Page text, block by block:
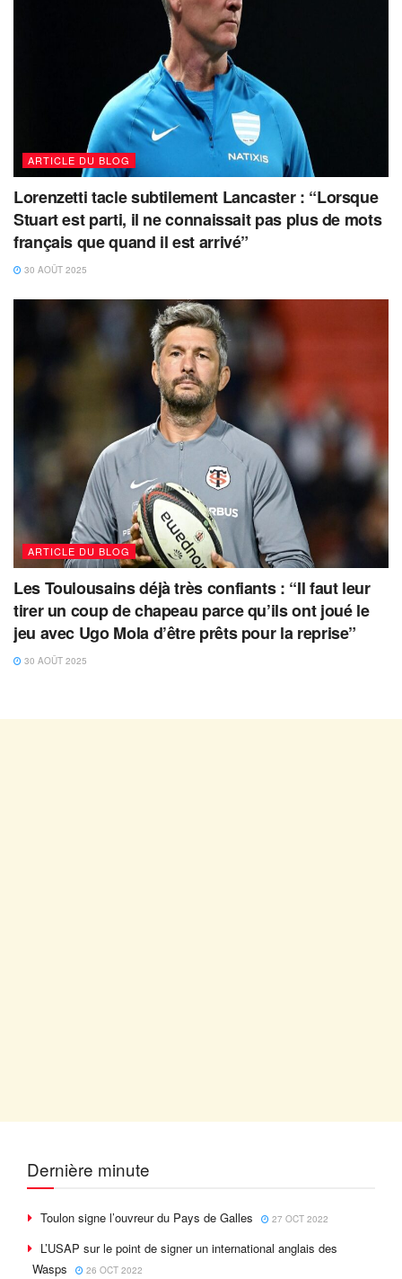
ARTICLE DU BLOG
Lorenzetti tacle subtilement Lancaster : “Lorsque
Stuart est parti, il ne connaissait pas plus de mots
français que quand il est arrivé”
30 AOÛT 2025
ARTICLE DU BLOG
Les Toulousains déjà très confiants : “Il faut leur
tirer un coup de chapeau parce qu’ils ont joué le
jeu avec Ugo Mola d’être prêts pour la reprise”
30 AOÛT 2025
Dernière minute
Toulon signe l’ouvreur du Pays de Galles 27 OCT 2022
L’USAP sur le point de signer un international anglais des
Wasps
26 OCT 2022